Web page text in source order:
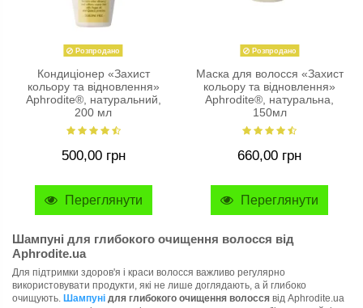
Розпродано
Кондиціонер «Захист
кольору та відновлення»
Aphrodite®, натуральний,
200 мл
500,00 грн
Переглянути
Розпродано
Маска для волосся «Захист
кольору та відновлення»
Aphrodite®, натуральна,
150мл
660,00 грн
Переглянути
Шампуні для глибокого очищення волосся від
Aphrodite.ua
Для підтримки здоров'я і краси волосся важливо регулярно
використовувати продукти, які не лише доглядають, а й глибоко
очищують. Шампуні для глибокого очищення волосся від Aphrodite.ua